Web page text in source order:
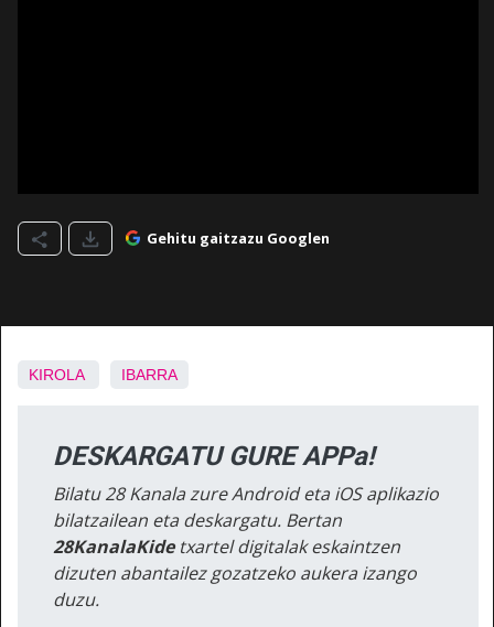
Gehitu gaitzazu Googlen
KIROLA IBARRA
DESKARGATU GURE APPa!
Bilatu 28 Kanala zure Android eta iOS aplikazio
bilatzailean eta deskargatu. Bertan
28KanalaKidetxartel digitalak eskaintzen
dizuten abantailez gozatzeko aukera izango
duzu.